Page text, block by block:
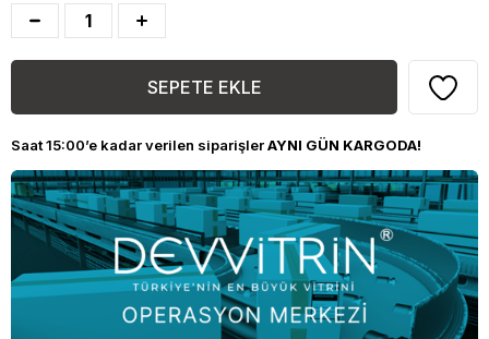
Saat 15:00’e kadar verilen siparişlerAYNI GÜN KARGODA!